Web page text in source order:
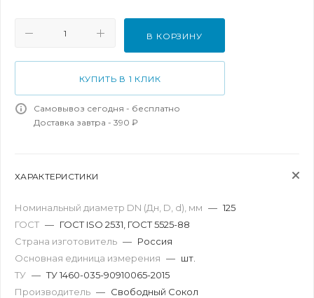
В КОРЗИНУ
КУПИТЬ В 1 КЛИК
Самовывоз сегодня - бесплатно
Доставка завтра - 390 ₽
ХАРАКТЕРИСТИКИ
Номинальный диаметр DN (Дн, D, d), мм — 125
ГОСТ — ГОСТ ISO 2531, ГОСТ 5525-88
Страна изготовитель — Россия
Основная единица измерения — шт.
ТУ — ТУ 1460-035-90910065-2015
Производитель — Свободный Сокол